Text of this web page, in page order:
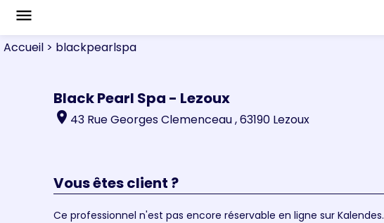
menu
Accueil > blackpearlspa
Black Pearl Spa - Lezoux
location_on 43 Rue Georges Clemenceau , 63190 Lezoux
Vous êtes client ?
Ce professionnel n'est pas encore réservable en ligne sur Kalendes.